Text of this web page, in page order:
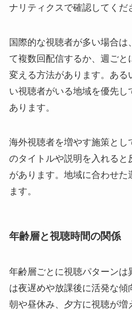
ナリティクスで確認してくだ
国際的な視聴者が多い場合は
て複数回配信するか、週ごと
変える方法があります。ある
い視聴者がいる地域を優先し
あります。
海外視聴者を増やす施策とし
のタイトルや説明を入れると
があります。地域に合わせた
ます。
年齢層と視聴時間の関係
年齢層ごとに視聴パターンは
は夜遅めや放課後に活発な傾
朝や昼休み、夕方に視聴が増